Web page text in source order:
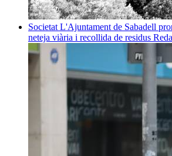
Societat L'Ajuntament de Sabadell
neteja viària i recollida de residus